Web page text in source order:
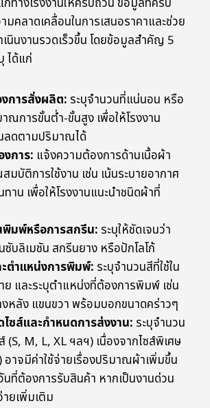
ทางโรงงานให้ครบถ้วน ข้อมูลที่ครบ
มคลาดเคลื่อนในการเสนอราคาและช่วย
เนินงานรวดเร็วขึ้น โดยข้อมูลสำคัญ 5
ได้แก่
การสั่งผลิต: ระบุจำนวนที่แน่นอน หรือ
าณการขั้นต่ำ-ขั้นสูง เพื่อให้โรงงาน
ดตามปริมาณได้
การ: แจ้งความต้องการด้านเนื้อผ้า
มบัติการใช้งาน เช่น เน้นระบายอากาศ
าน เพื่อให้โรงงานแนะนำชนิดผ้าที่
มพ์หรือการสกรีน: ระบุให้ชัดเจนว่า
ซับลิเมชัน สกรีนยาง หรือปักโลโก้
ตำแหน่งการพิมพ์: ระบุจำนวนสีที่ใช้ใน
ย และระบุตำแหน่งที่ต้องการพิมพ์ เช่น
หลัง แขนขวา พร้อมบอกขนาดคร่าวๆ
ไซส์และกำหนดการส่งงาน: ระบุจำนวน
(S, M, L, XL ฯลฯ) เนื่องจากไซส์พิเศษ
อาจมีค่าใช้จ่ายเรื่องปริมาณผ้าเพิ่มขึ้น
นที่ต้องการรับสินค้า หากเป็นงานด่วน
ยเพิ่มเติม